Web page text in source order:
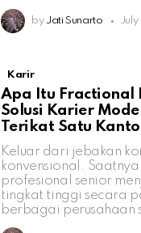
by Jati Sunarto
Karir
Apa Itu Fractional
Solusi Karier
Terikat Satu
Keluar dari jebakan
konvensional.
profesional senior
tingkat tinggi secara
berbagai perusahaan